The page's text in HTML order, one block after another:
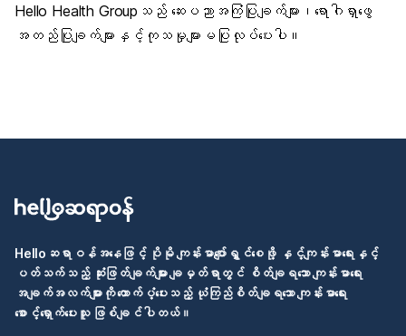
Hello Health Groupသည် ဆေးပညာအကြံပြုချက်များ၊ရောဂါရှာဖွေ
အတည်ပြုချက်များနှင့်ကုသမှုများမပြုလုပ်ပေးပါ။
Helloဆရာဝန်အနေဖြင့် ပိုမို ကျန်းမာပျော်ရွှင်စေဖို့ နှင့်ကျန်းမာရေးနှင့်
ပတ်သက်သည့် ဆုံးဖြတ်ချက်များ ချမှတ်ရာတွင် စိတ်ချရသော ကျန်းမာရေး
အချက်အလက်များကို ထောက်ပံ့ပေးသည့် ယုံကြည်စိတ်ချရသော ကျန်းမာရေး
စောင့်ရှောက်ပေးသူ ဖြစ်ချင်ပါတယ်။